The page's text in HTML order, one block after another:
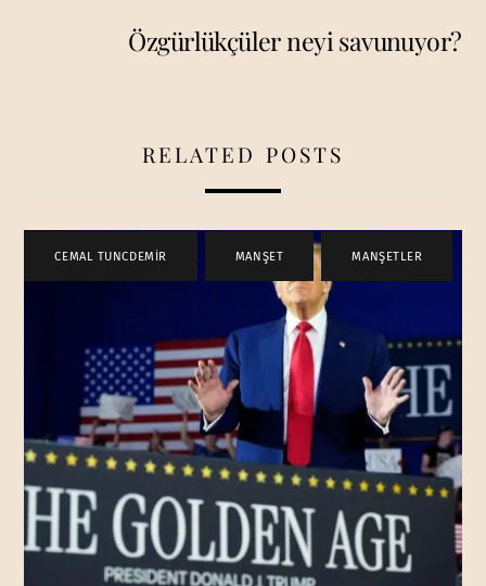
Özgürlükçüler neyi savunuyor?
RELATED POSTS
CEMAL TUNCDEMİR MANŞET , MANŞETLER